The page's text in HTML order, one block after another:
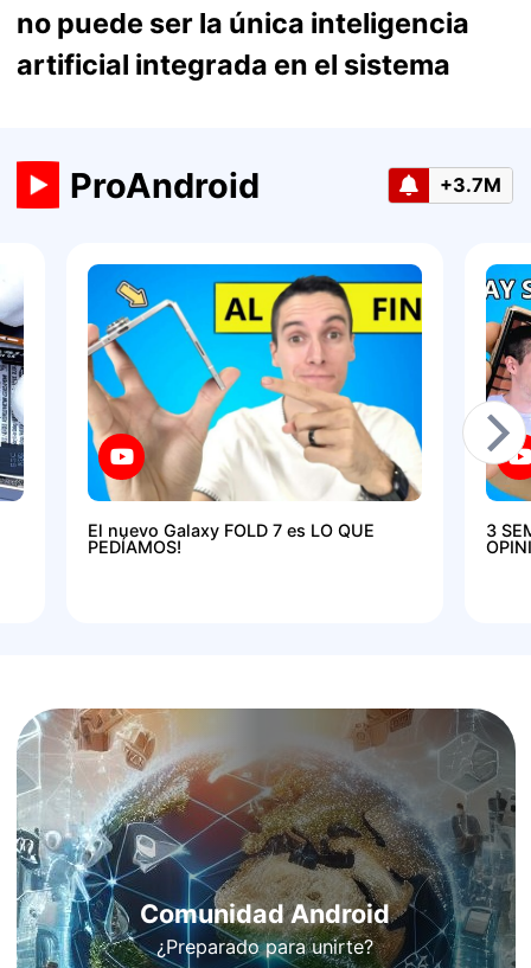
no puede ser la única inteligencia
artificial integrada en el sistema
ProAndroid +3.7M
El nuevo Galaxy FOLD 7 es LO QUE
PEDÍAMOS!
3
Comunidad Android
¿Preparado para unirte?